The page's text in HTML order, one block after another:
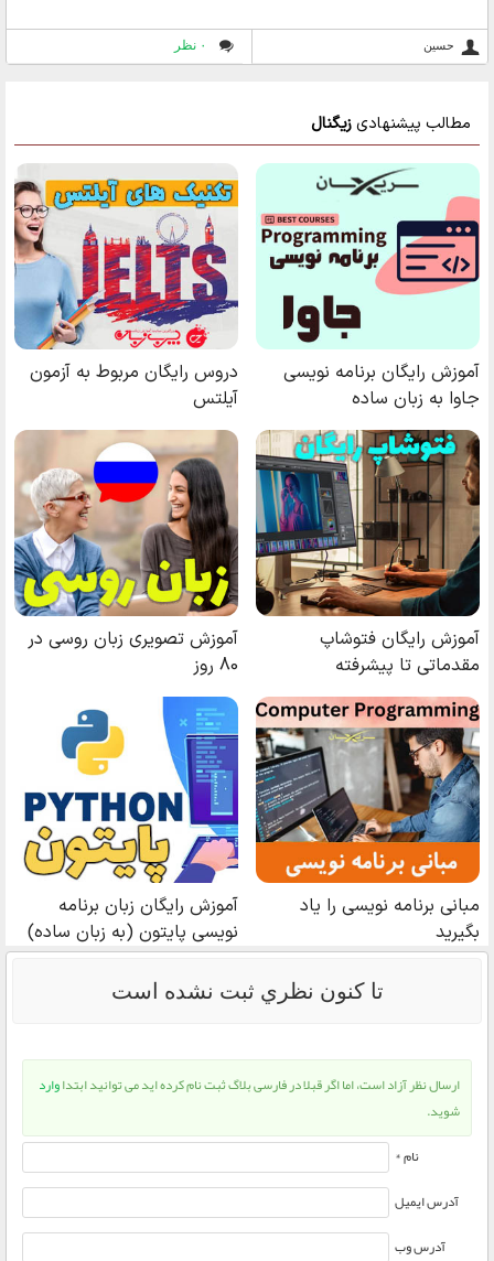
حسين ۰ نظر
تا كنون نظري ثبت نشده است
ارسال نظر آزاد است، اما اگر قبلا در فارسی بلاگ ثبت نام کرده اید می توانید ابتداوارد
شوید.
نام *
آدرس ایمیل
آدرس وب